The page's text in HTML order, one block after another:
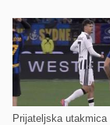
Prijateljska utakmica